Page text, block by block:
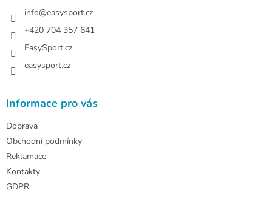
info@easysport.cz
+420 704 357 641
EasySport.cz
easysport.cz
Informace pro vás
Doprava
Obchodní podmínky
Reklamace
Kontakty
GDPR